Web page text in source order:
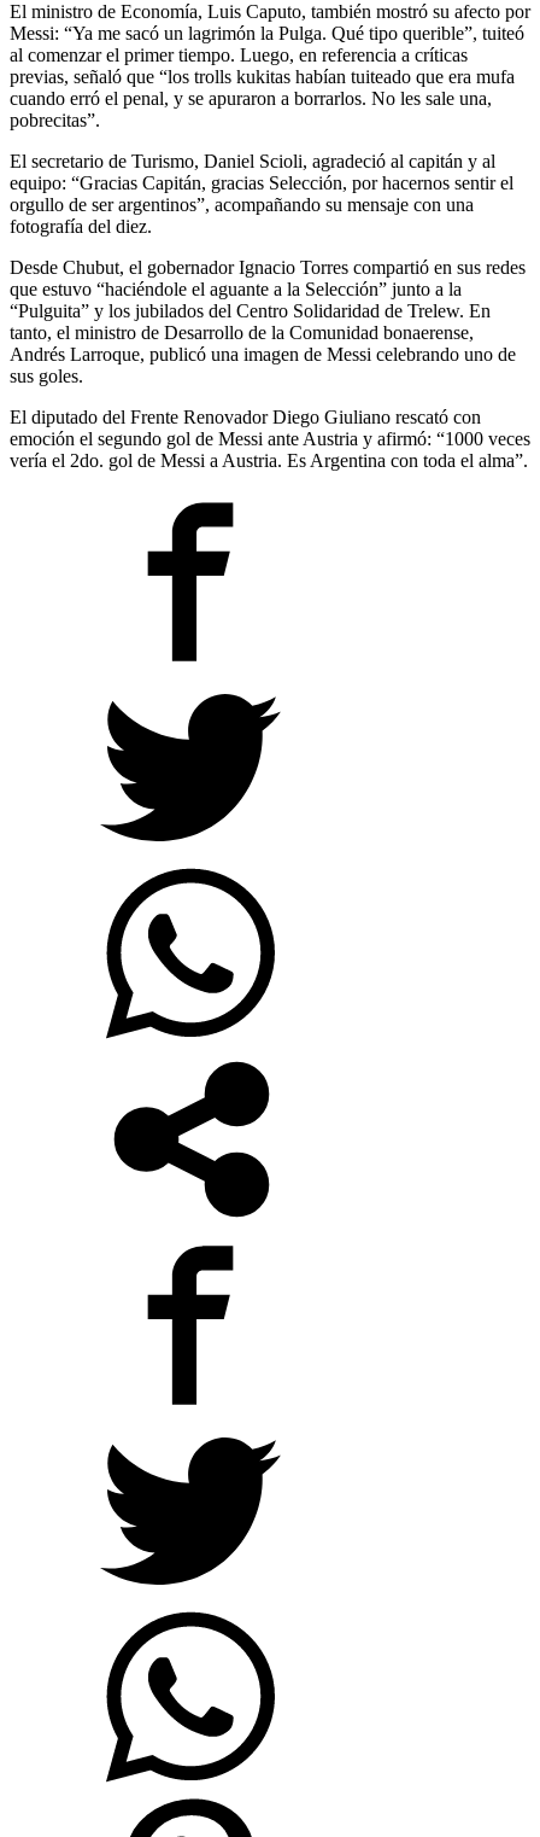
El ministro de Economía, Luis Caputo, también mostró su afecto por
Messi: “Ya me sacó un lagrimón la Pulga. Qué tipo querible”, tuiteó
al comenzar el primer tiempo. Luego, en referencia a críticas
previas, señaló que “los trolls kukitas habían tuiteado que era mufa
cuando erró el penal, y se apuraron a borrarlos. No les sale una,
pobrecitas”.
El secretario de Turismo, Daniel Scioli, agradeció al capitán y al
equipo: “Gracias Capitán, gracias Selección, por hacernos sentir el
orgullo de ser argentinos”, acompañando su mensaje con una
fotografía del diez.
Desde Chubut, el gobernador Ignacio Torres compartió en sus redes
que estuvo “haciéndole el aguante a la Selección” junto a la
“Pulguita” y los jubilados del Centro Solidaridad de Trelew. En
tanto, el ministro de Desarrollo de la Comunidad bonaerense,
Andrés Larroque, publicó una imagen de Messi celebrando uno de
sus goles.
El diputado del Frente Renovador Diego Giuliano rescató con
emoción el segundo gol de Messi ante Austria y afirmó: “1000 veces
vería el 2do. gol de Messi a Austria. Es Argentina con toda el alma”.